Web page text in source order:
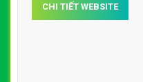
CHI TIẾT WEBSITE